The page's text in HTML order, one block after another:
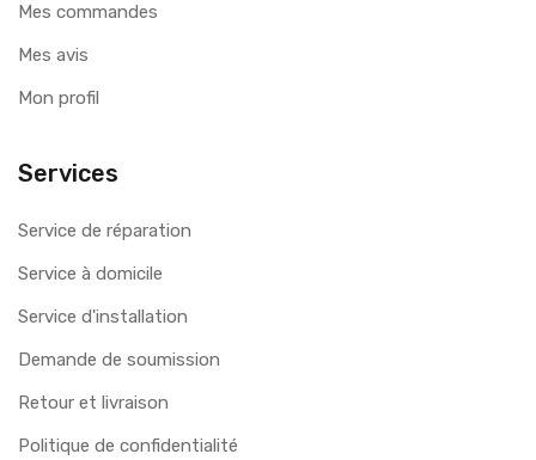
Mes commandes
Mes avis
Mon profil
Services
Service de réparation
Service à domicile
Service d'installation
Demande de soumission
Retour et livraison
Politique de confidentialité